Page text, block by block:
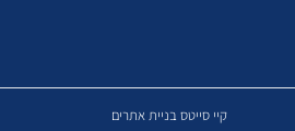
קיי סייטס בניית אתרים